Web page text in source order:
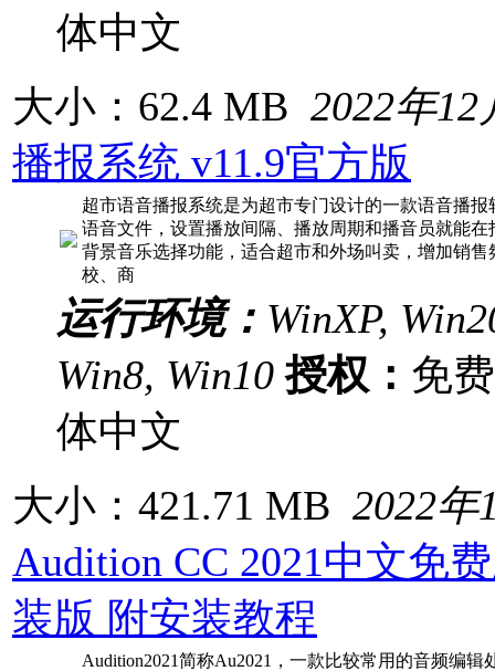
体中文
大小：62.4 MB 2022年12
播报系统 v11.9官方版
超市语音播报系统是为超市专门设计的一款语音播
语音文件，设置播放间隔、播放周期和播音员就能
背景音乐选择功能，适合超市和外场叫卖，增加销
校、商
运行环境： WinXP,
Win8, Win10 授权： 免
体中文
大小：421.71 MB 2022年
Audition CC 2021中文免
装版 附安装教程
Audition2021简称Au2021，一款比较常用的音频编